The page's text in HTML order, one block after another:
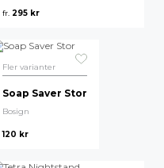
fr. 295 kr
Fler varianter
Soap Saver Stor
Bosign
120 kr